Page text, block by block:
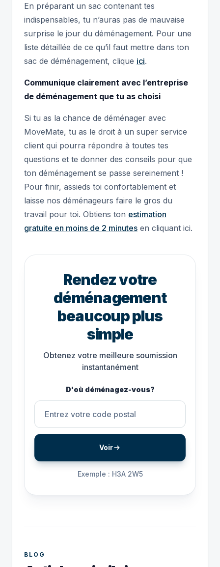
En préparant un sac contenant tes
indispensables, tu n’auras pas de mauvaise
surprise le jour du déménagement. Pour une
liste détaillée de ce qu’il faut mettre dans ton
sac de déménagement, clique ici.
Communique clairement avec l’entreprise
de déménagement que tu as choisi
Si tu as la chance de déménager avec
MoveMate, tu as le droit à un super service
client qui pourra répondre à toutes tes
questions et te donner des conseils pour que
ton déménagement se passe sereinement !
Pour finir, assieds toi confortablement et
laisse nos déménageurs faire le gros du
travail pour toi. Obtiens ton estimation
gratuite en moins de 2 minutes en cliquant ici.
Rendez votre
déménagement
beaucoup plus
simple
Obtenez votre meilleure soumission
instantanément
D'où déménagez-vous?
Voir
Exemple : H3A 2W5
BLOG